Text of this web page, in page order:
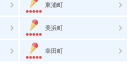
東浦町
美浜町
幸田町